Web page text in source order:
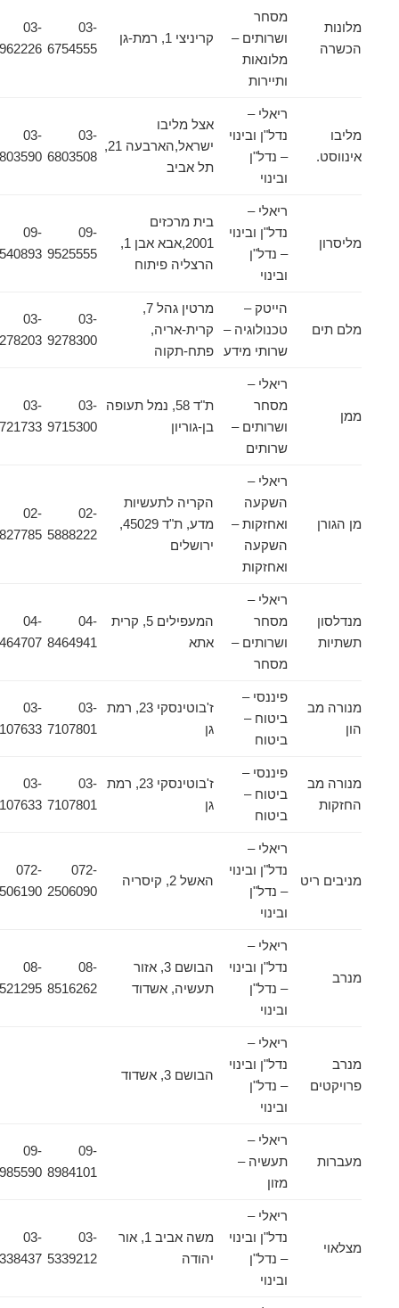
מלונות
הכשרה
מסחר
ושרותים –
מלונאות
ותיירות
קריניצי 1, רמת-גן
6754555
7962226
מליבו
אינווסט.
ריאלי –
נדל"ן ובינוי
– נדל"ן
ובינוי
אצל מליבו
ישראל,הארבעה 21,
תל אביב
6803508
6803590
מליסרון
ריאלי –
נדל"ן ובינוי
– נדל"ן
ובינוי
בית מרכזים
2001,אבא אבן 1,
הרצליה פיתוח
9525555
9540893
מלם תים
הייטק –
טכנולוגיה –
שרותי מידע
מרטין גהל 7,
קרית-אריה,
פתח-תקוה
9278300
9278203
ריאלי –
מסחר
ושרותים –
שרותים
ת"ד 58, נמל תעופה
בן-גוריון
03-
9715300
9721733
מן הגורן
ריאלי –
השקעה
ואחזקות –
השקעה
ואחזקות
הקריה לתעשיות
מדע, ת"ד 45029,
ירושלים
5888222
5827785
מנדלסון
תשתיות
ריאלי –
מסחר
ושרותים –
מסחר
המעפילים 5, קרית
אתא
04-
8464941
8464707
מנורה מב
פיננסי –
ביטוח –
ביטוח
ז'בוטינסקי 23, רמת
03-
7107801
7107633
מנורה מב
החזקות
פיננסי –
ביטוח –
ביטוח
ז'בוטינסקי 23, רמת
03-
7107801
7107633
מניבים ריט
ריאלי –
נדל"ן ובינוי
– נדל"ן
ובינוי
האשל 2, קיסריה
072-
2506090
072-
2506190
מנרב
ריאלי –
נדל"ן ובינוי
– נדל"ן
ובינוי
הבושם 3, אזור
תעשיה, אשדוד
8516262
8521295
מנרב
פרויקטים
ריאלי –
נדל"ן ובינוי
– נדל"ן
ובינוי
הבושם 3, אשדוד
מעברות
ריאלי –
תעשיה –
8984101
8985590
מצלאוי
ריאלי –
נדל"ן ובינוי
– נדל"ן
ובינוי
משה אביב 1, אור
יהודה
03-
5339212
5338437